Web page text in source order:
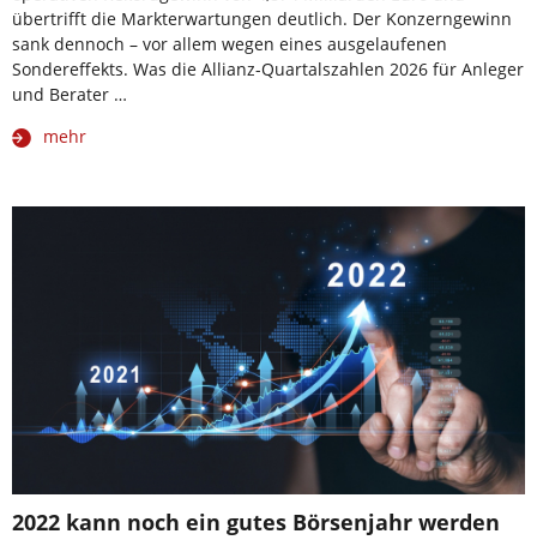
übertrifft die Markterwartungen deutlich. Der Konzerngewinn
sank dennoch – vor allem wegen eines ausgelaufenen
Sondereffekts. Was die Allianz-Quartalszahlen 2026 für Anleger
und Berater …
mehr
2022 kann noch ein gutes Börsenjahr werden